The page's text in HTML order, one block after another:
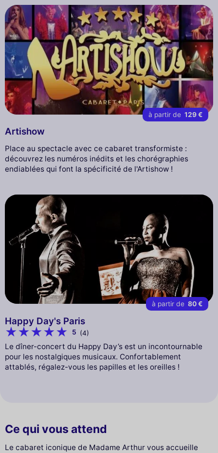
à partir de 129 €
Artishow
Place au spectacle avec ce cabaret transformiste :
découvrez les numéros inédits et les chorégraphies
endiablées qui font la spécificité de l'Artishow !
à partir de 80 €
Happy Day's Paris
5 (4)
Le dîner-concert du Happy Day’s est un incontournable
pour les nostalgiques musicaux. Confortablement
attablés, régalez-vous les papilles et les oreilles !
Ce qui vous attend
Le cabaret iconique de Madame Arthur vous accueille